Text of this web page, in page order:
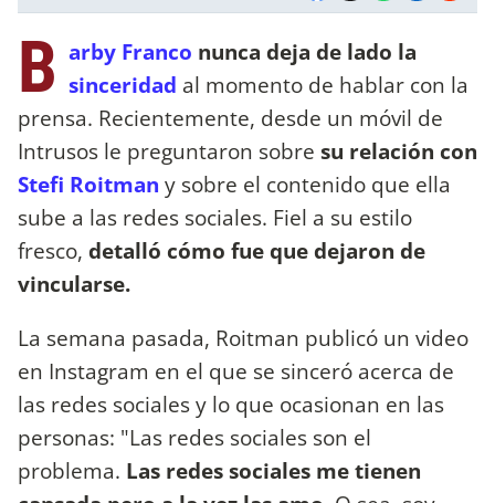
B arby Franco nunca deja de lado la
sinceridad al momento de hablar con la
prensa. Recientemente, desde un móvil de
Intrusos le preguntaron sobre su relación con
Stefi Roitman y sobre el contenido que ella
sube a las redes sociales. Fiel a su estilo
fresco, detalló cómo fue que dejaron de
vincularse.
La semana pasada, Roitman publicó un video
en Instagram en el que se sinceró acerca de
las redes sociales y lo que ocasionan en las
personas: "Las redes sociales son el
problema. Las redes sociales me tienen